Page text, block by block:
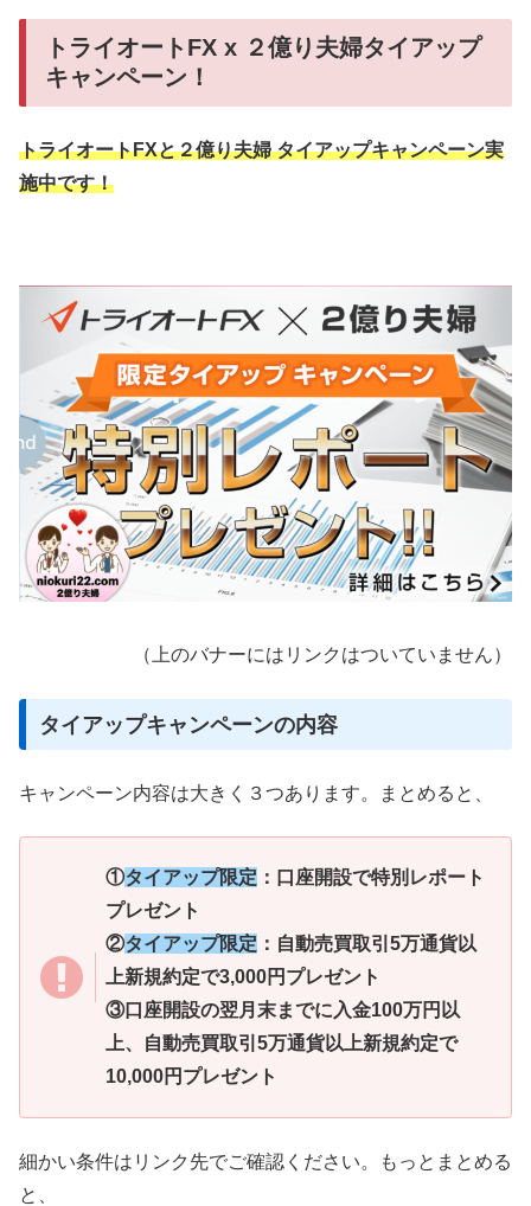
トライオートFX x ２億り夫婦タイアップ
キャンペーン！
トライオートFXと２億り夫婦 タイアップキャンペーン実
施中です！
（上のバナーにはリンクはついていません）
タイアップキャンペーンの内容
キャンペーン内容は大きく３つあります。まとめると、
①タイアップ限定 ：口座開設で特別レポート
プレゼント
②タイアップ限定 ：自動売買取引5万通貨以
上新規約定で3,000円プレゼント
③口座開設の翌月末までに入金100万円以
上、自動売買取引5万通貨以上新規約定で
10,000円プレゼント
細かい条件はリンク先でご確認ください。もっとまとめる
と、